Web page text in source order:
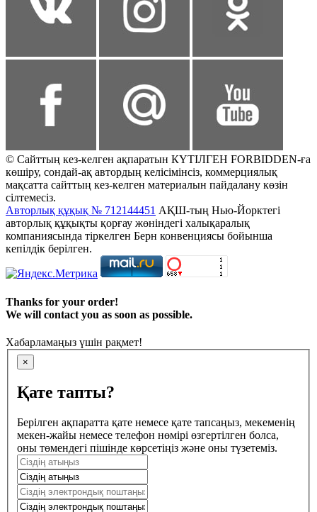
© Сайттың кез-келген ақпаратын КҮТІЛГЕН FORBIDDEN-ға
көшіру, сондай-ақ автордың келісімінсіз, коммерциялық
мақсатта сайттың кез-келген материалын пайдалану көзін
сілтемесіз.
Авторлық құқық № 712144451 АҚШ-тың Нью-Йорктегі
авторлық құқықты қорғау жөніндегі халықаралық
компаниясында тіркелген Берн конвенциясы бойынша
кепілдік берілген.
Thanks for your order!
We will contact you as soon as possible.
Хабарламаңыз үшін рақмет!
×
Қате тапты?
Берілген ақпаратта қате немесе қате тапсаңыз, мекеменің
мекен-жайы немесе телефон нөмірі өзгертілген болса,
оны төмендегі пішінде көрсетіңіз және оны түзетеміз.